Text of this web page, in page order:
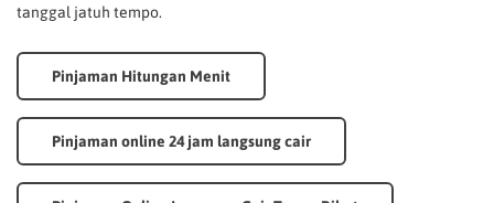
tanggal jatuh tempo.
Pinjaman Hitungan Menit
Pinjaman online 24 jam langsung cair